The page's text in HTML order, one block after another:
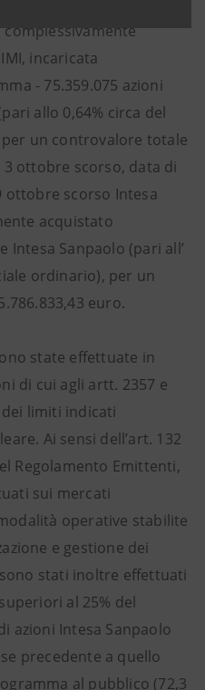
complessivamente
incaricata
- 75.359.075 azioni
allo 0,64% circa del
un controvalore totale
3 ottobre scorso, data di
ottobre scorso Intesa
acquistato
Intesa Sanpaolo (pari all’
ordinario), per un
euro.
state effettuate in
di cui agli artt. 2357 e
limiti indicati
Ai sensi dell’art. 132
Regolamento Emittenti,
sui mercati
operative stabilite
e gestione dei
stati inoltre effettuati
al 25% del
azioni Intesa Sanpaolo
precedente a quello
al pubblico (72,3